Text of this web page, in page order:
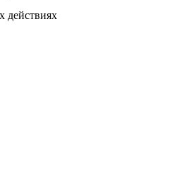
действиях